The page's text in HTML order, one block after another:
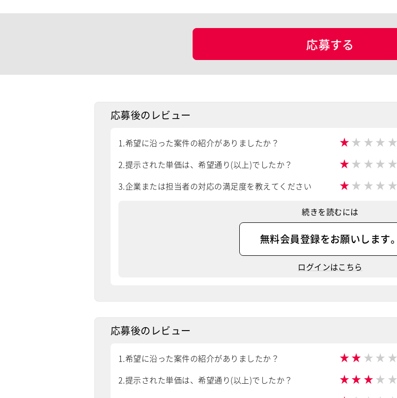
応募する
応募後のレビュー
1.希望に沿った案件の紹介がありましたか？ ★ ★ ★ ★ ★
2.提示された単価は、希望通り(以上)でしたか？ ★ ★ ★ ★ ★
3.企業または担当者の対応の満足度を教えてください ★ ★ ★ ★ ★
続きを読むには
無料会員登録をお願いします。
ログインはこちら
応募後のレビュー
1.希望に沿った案件の紹介がありましたか？ ★ ★ ★ ★ ★
2.提示された単価は、希望通り(以上)でしたか？ ★ ★ ★ ★ ★